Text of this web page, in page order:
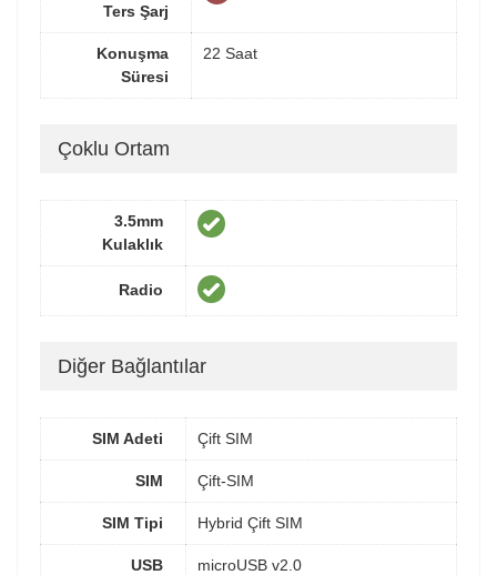
Ters Şarj
Konuşma
Süresi
22 Saat
Çoklu Ortam
3.5mm
Kulaklık
Radio
Diğer Bağlantılar
SIM Adeti Çift SIM
SIM Çift-SIM
SIM Tipi Hybrid Çift SIM
USB microUSB v2.0